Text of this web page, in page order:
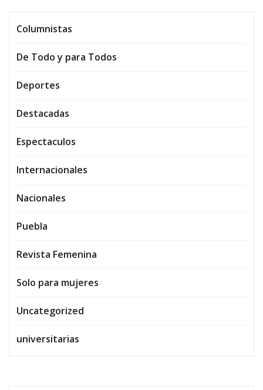
Columnistas
De Todo y para Todos
Deportes
Destacadas
Espectaculos
Internacionales
Nacionales
Puebla
Revista Femenina
Solo para mujeres
Uncategorized
universitarias